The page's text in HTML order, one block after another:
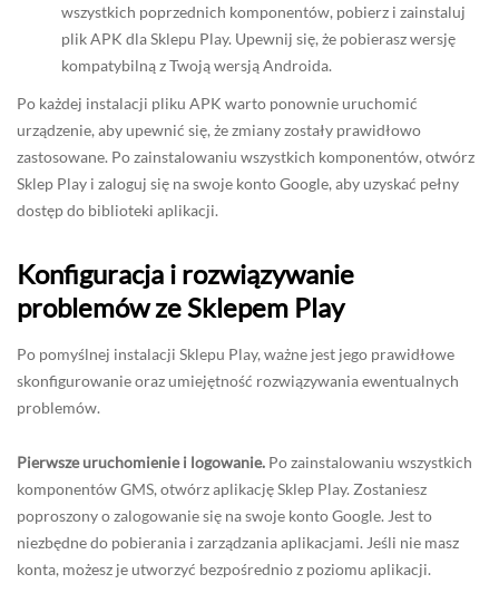
wszystkich poprzednich komponentów, pobierz i zainstaluj
plik APK dla Sklepu Play. Upewnij się, że pobierasz wersję
kompatybilną z Twoją wersją Androida.
Po każdej instalacji pliku APK warto ponownie uruchomić
urządzenie, aby upewnić się, że zmiany zostały prawidłowo
zastosowane. Po zainstalowaniu wszystkich komponentów, otwórz
Sklep Play i zaloguj się na swoje konto Google, aby uzyskać pełny
dostęp do biblioteki aplikacji.
Konfiguracja i rozwiązywanie
problemów ze Sklepem Play
Po pomyślnej instalacji Sklepu Play, ważne jest jego prawidłowe
skonfigurowanie oraz umiejętność rozwiązywania ewentualnych
problemów.
Pierwsze uruchomienie i logowanie. Po zainstalowaniu wszystkich
komponentów GMS, otwórz aplikację Sklep Play. Zostaniesz
poproszony o zalogowanie się na swoje konto Google. Jest to
niezbędne do pobierania i zarządzania aplikacjami. Jeśli nie masz
konta, możesz je utworzyć bezpośrednio z poziomu aplikacji.